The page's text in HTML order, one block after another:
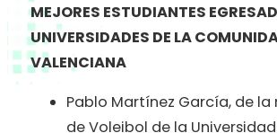
MEJORES ESTUDIANTES
UNIVERSIDADES DE LA
VALENCIANA
Pablo Martínez García, de
de Voleibol de la